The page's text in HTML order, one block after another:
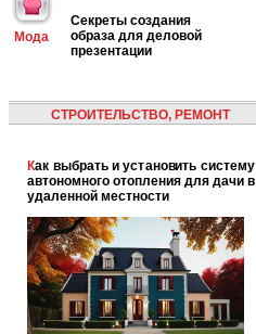
Мода
Секреты создания
образа для деловой
презентации
СТРОИТЕЛЬСТВО, РЕМОНТ
Как выбрать и установить систему
автономного отопления для дачи в
удаленной местности